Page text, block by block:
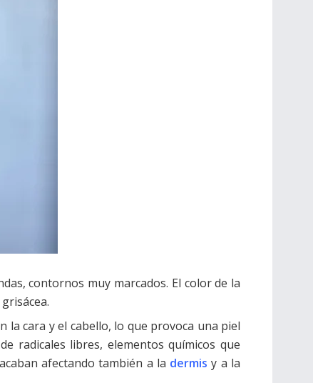
contornos muy marcados. El color de la
cara y el cabello, lo que provoca una piel
radicales libres, elementos químicos que
afectando también a la dermis y a la